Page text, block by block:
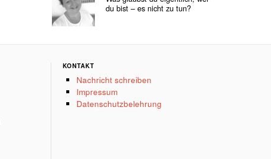
du bist – es nicht zu tun?
KONTAKT
Nachricht schreiben
Impressum
Datenschutzbelehrung